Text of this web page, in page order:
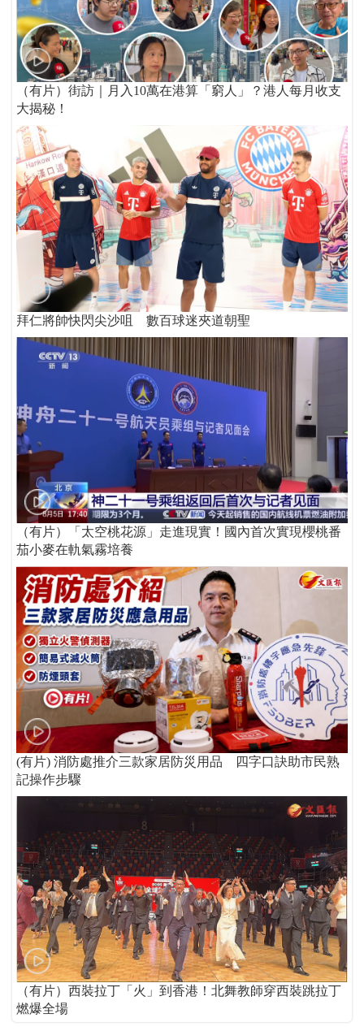
（有片）街訪｜月入10萬在港算「窮人」？港人每月收支
大揭秘！
拜仁將帥快閃尖沙咀 數百球迷夾道朝聖
（有片）「太空桃花源」走進現實！國內首次實現櫻桃番
茄小麥在軌氣霧培養
(有片) 消防處推介三款家居防災用品 四字口訣助市民熟
記操作步驟
（有片）西裝拉丁「火」到香港！北舞教師穿西裝跳拉丁
燃爆全場